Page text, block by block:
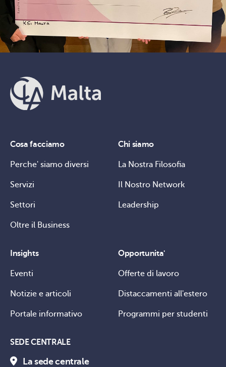
Cosa facciamo
Perche' siamo diversi
Servizi
Settori
Oltre il Business
Chi siamo
La Nostra Filosofia
Il Nostro Network
Leadership
Insights
Eventi
Notizie e articoli
Portale informativo
Opportunita'
Offerte di lavoro
Distaccamenti all'estero
Programmi per studenti
SEDE CENTRALE
La sede centrale